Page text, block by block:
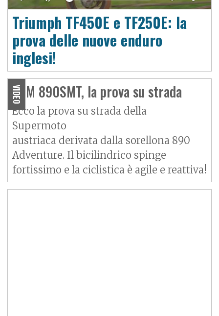
Triumph TF450E e TF250E: la
prova delle nuove enduro
inglesi!
VIDEO
KTM 890SMT, la prova su strada
Ecco la prova su strada della
Supermoto
austriaca derivata dalla sorellona 890
Adventure. Il bicilindrico spinge
fortissimo e la ciclistica è agile e reattiva!